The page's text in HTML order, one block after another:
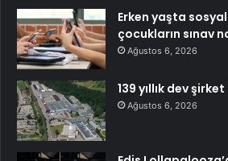
Erken yaşta
çocukların sınav
Ağustos 6, 2026
139 yıllık dev
Ağustos 6, 2026